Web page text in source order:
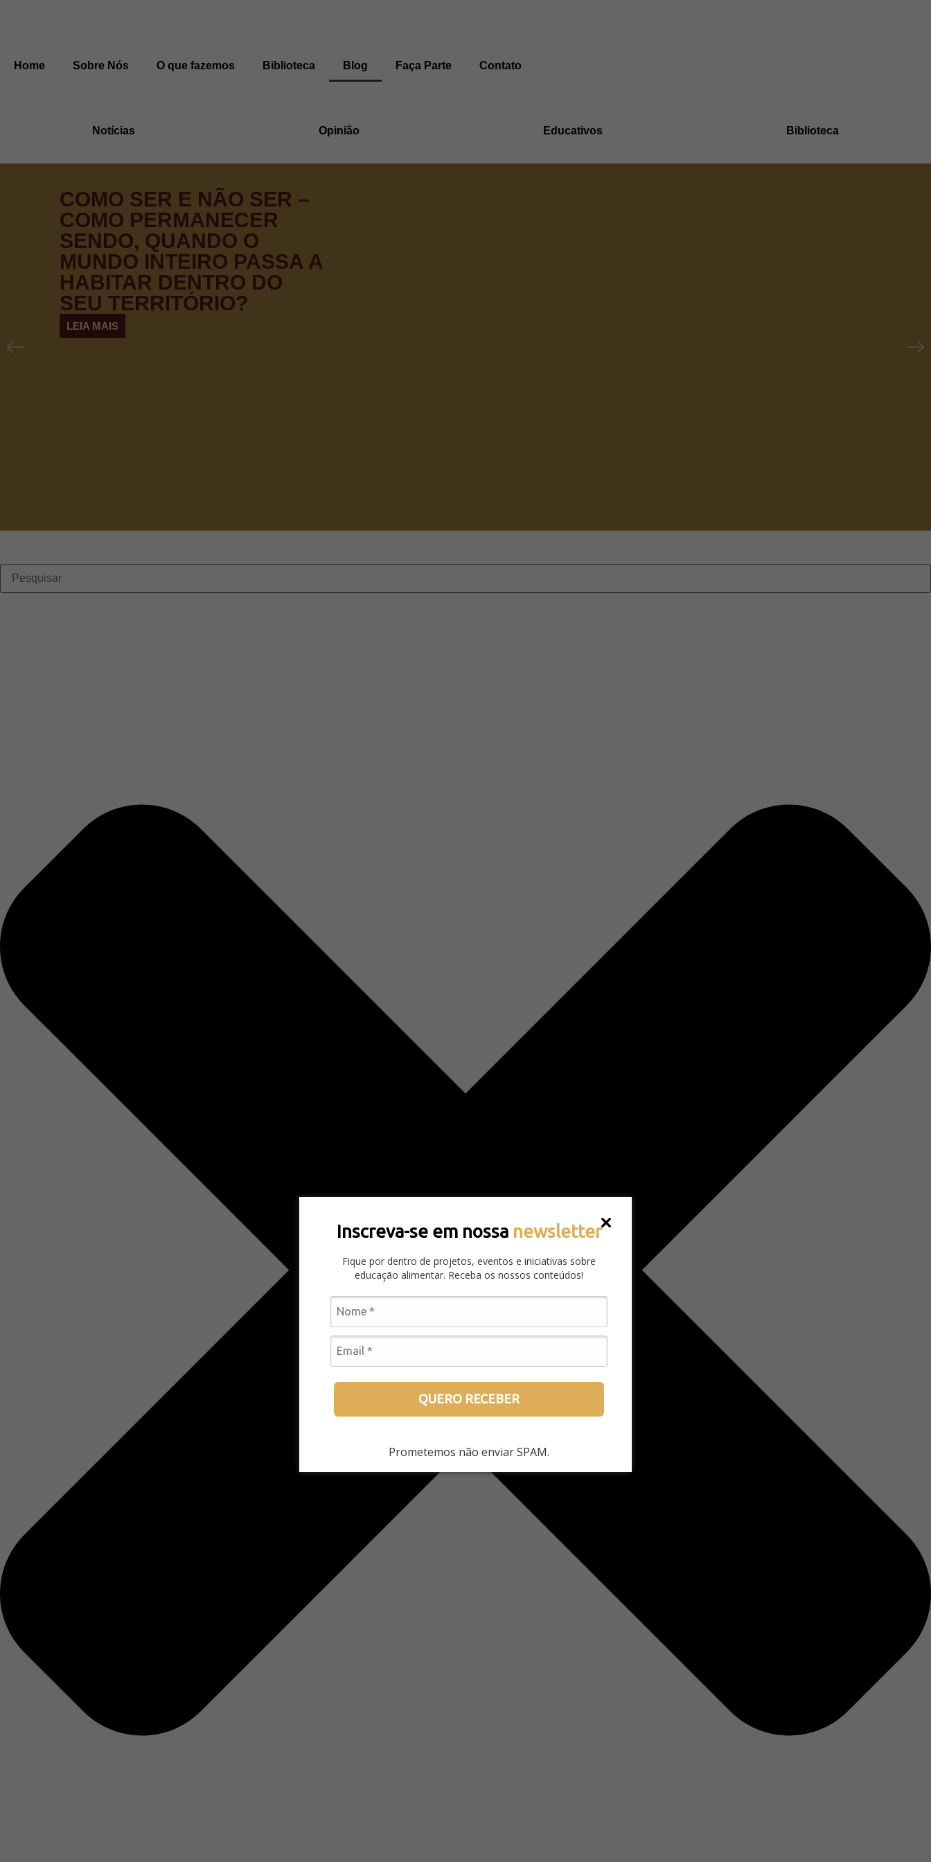
Inscreva-se em nossa newsletter
Fique por dentro de projetos, eventos e iniciativas sobre
educação alimentar. Receba os nossos conteúdos!
QUERO RECEBER
Prometemos não enviar SPAM.
Home Sobre Nós O que fazemos Biblioteca Blog Faça Parte Contato
Notícias Opinião Educativos Biblioteca
COMO SER E NÃO SER –
COMO PERMANECER
SENDO, QUANDO O
MUNDO INTEIRO PASSA A
HABITAR DENTRO DO
SEU TERRITÓRIO?
LEIA MAIS